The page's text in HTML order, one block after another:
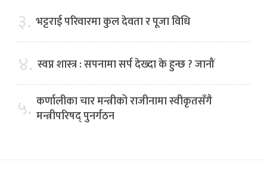
३. भट्टराई परिवारमा कुल देवता र पूजा विधि
४. स्वप्न शास्त्र : सपनामा सर्प देख्दा के हुन्छ ? जानौं
५. कर्णालीका चार मन्त्रीको राजीनामा स्वीकृतसँगै
मन्त्रीपरिषद् पुनर्गठन